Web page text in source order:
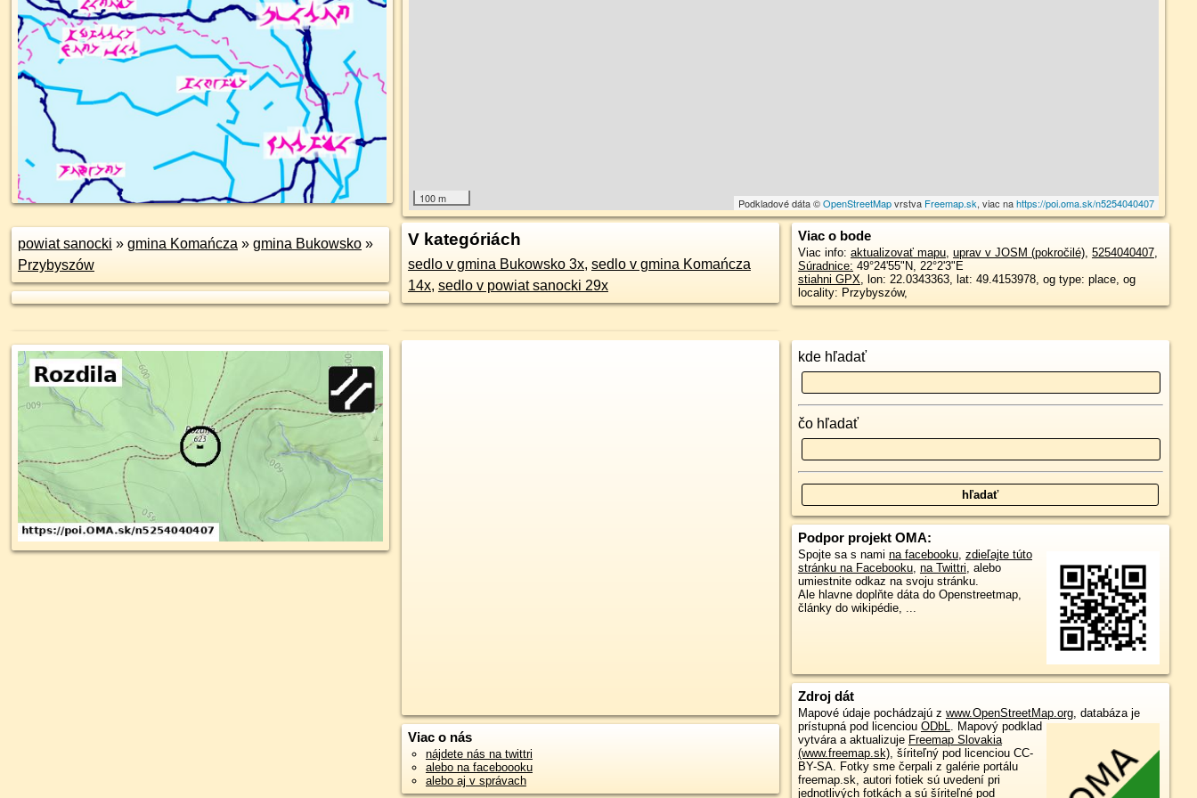
100 m Podkladové dáta ©OpenStreetMapvrstva Freemap.sk, viac nahttps://poi.oma.sk/n5254040407
powiat sanocki » gmina Komańcza » gmina Bukowsko »
Przybyszów
V kategóriách
sedlo v gmina Bukowsko 3x, sedlo v gmina Komańcza
14x, sedlo v powiat sanocki 29x
Viac o bode
Viac info: aktualizovať mapu, uprav v JOSM (pokročilé), 5254040407,
Súradnice: 49°24'55"N, 22°2'3"E
stiahni GPX, lon: 22.0343363, lat: 49.4153978, og type: place, og
locality: Przybyszów,
Viac o nás
nájdete nás na twittri
alebo na faceboooku
alebo aj v správach
kde hľadať
čo hľadať
Podpor projekt OMA:
Spojte sa s nami na facebooku, zdieľajte túto
stránku na Facebooku, na Twittri, alebo
umiestnite odkaz na svoju stránku.
Ale hlavne doplňte dáta do Openstreetmap,
články do wikipédie, ...
Zdroj dát
Mapové údaje pochádzajú z www.OpenStreetMap.org, databáza je
prístupná pod licenciou ODbL. Mapový podklad
vytvára a aktualizuje Freemap Slovakia
(www.freemap.sk), šíriteľný pod licenciou CC-
BY-SA. Fotky sme čerpali z galérie portálu
freemap.sk, autori fotiek sú uvedení pri
jednotlivých fotkách a sú šíriteľné pod